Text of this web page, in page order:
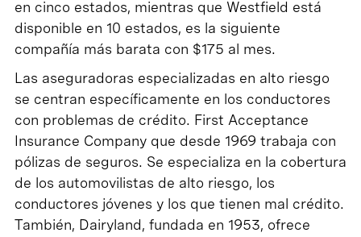
en cinco estados, mientras que Westfield está
disponible en 10 estados, es la siguiente
compañía más barata con $175 al mes.
Las aseguradoras especializadas en alto riesgo
se centran específicamente en los conductores
con problemas de crédito. First Acceptance
Insurance Company que desde 1969 trabaja con
pólizas de seguros. Se especializa en la cobertura
de los automovilistas de alto riesgo, los
conductores jóvenes y los que tienen mal crédito.
También, Dairyland, fundada en 1953, ofrece